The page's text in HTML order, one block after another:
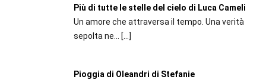
Più di tutte le stelle del cielo di Luca Cameli
Un amore che attraversa il tempo. Una verità
sepolta ne... […]
Pioggia di Oleandri di Stefanie